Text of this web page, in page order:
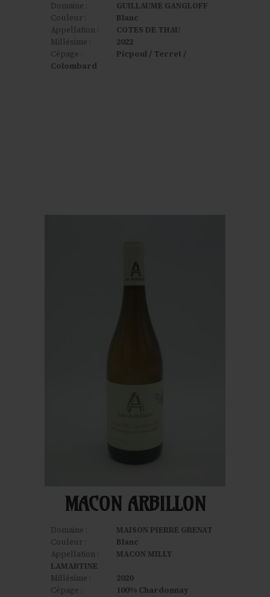
Domaine :
GUILLAUME GANGLOFF
Couleur :
Blanc
Appellation :
COTES DE THAU
Millésime :
2022
Cépage :
Picpoul / Terret /
Colombard
MACON ARBILLON
Domaine :
MAISON PIERRE GRENAT
Couleur :
Blanc
Appellation :
MACON MILLY
LAMARTINE
Millésime :
2020
Cépage :
100% Chardonnay